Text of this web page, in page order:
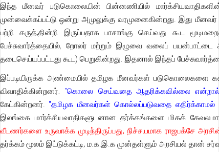
இந்த மீனவர் படுகொலையின் பின்னணியில்
முன்வைக்கப்பட்டு ஒன்று அமுலுக்கு வரமுனைகின்றது. இது
பற்றி கருத்;தின்றி இருப்பதாக பாசாங்கு செய்வது கூட
பேச்சுவார்த்தையில், றோலர் மற்றும் இழுவை வலைப்
தடைசெய்யப்பட்டது கூட) பெறுகின்றது. இதனால் இந்தப்
இப்படியிருக்க அண்மையில் தமிழக மீனவர்கள் படுகொலைகளை
விவாதிக்கின்றனர். "கொலை செய்வதை ஆதரிக்கவில்லை
கேட்கின்றனர். "தமிழக மீனவர்கள் கொல்லப்படுவதை எதிர்க்காமல்
இலங்கை மார்க்சியவாதிகளுடனான தர்க்கங்களை மிகக்
வீடணர்களை உருவாக்க முடிந்திருப்பது, நிச்சயமாக ராஜபக்சே
தர்க்கம் மூலம் இட்டுக்கட்டி, ம.க.இ.க முன்தள்ளும் அரசியல் தான்